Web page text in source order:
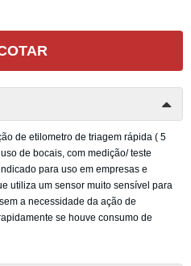
de etilometro de triagem rápida ( 5
de bocais, com medição/ teste
para uso em empresas e
utiliza um sensor muito sensível para
a necessidade da ação de
se houve consumo de